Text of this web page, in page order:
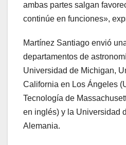
ambas partes salgan
continúe en funciones»,
Martínez Santiago envió
departamentos de
Universidad de Michigan,
California en Los Ángeles
Tecnología de
en inglés) y la Universidad
Alemania.